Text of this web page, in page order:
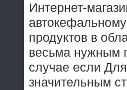
Интернет-
продуктов в
весьма нужным
случае если
значительным